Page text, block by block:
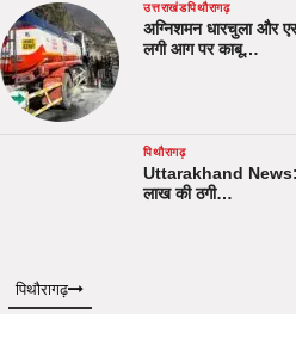
उत्तराखंडपिथौरागढ़
अग्निशमन धारचुला और
लगी आग पर काबू…
पिथौरागढ़
Uttarakhand News:
लाख की ठगी…
पिथौरागढ़